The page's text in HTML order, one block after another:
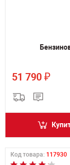
51 790 ₽
Код товара: 117930